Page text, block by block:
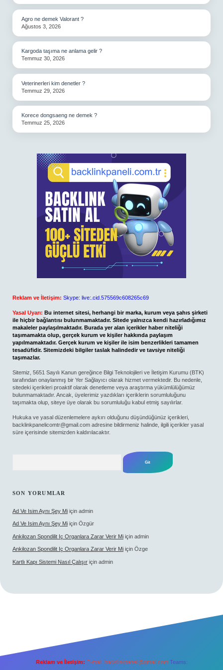
Agro ne demek Valorant ?
Ağustos 3, 2026
Kargoda taşıma ne anlama gelir ?
Temmuz 30, 2026
Veterinerleri kim denetler ?
Temmuz 29, 2026
Korece dongsaeng ne demek ?
Temmuz 25, 2026
Reklam ve İletişim: Skype: live:.cid.575569c608265c69
Yasal Uyarı: Bu internet sitesi, herhangi bir marka, kurum veya şahıs şirketi
ile hiçbir bağlantısı bulunmamaktadır. Sitede yalnızca kendi hazırladığımız
makaleler paylaşılmaktadır. Burada yer alan içerikler haber niteliği
taşımamakta olup, gerçek kurum ve kişiler hakkında paylaşım
yapılmamaktadır. Gerçek kurum ve kişiler ile isim benzerlikleri tamamen
tesadüfidir. Sitemizdeki bilgiler taslak halindedir ve tavsiye niteliği
taşımazlar.
Sitemiz, 5651 Sayılı Kanun gereğince Bilgi Teknolojileri ve İletişim Kurumu (BTK)
tarafından onaylanmış bir Yer Sağlayıcı olarak hizmet vermektedir. Bu nedenle,
sitedeki içerikleri proaktif olarak denetleme veya araştırma yükümlülüğümüz
bulunmamaktadır. Ancak, üyelerimiz yazdıkları içeriklerin sorumluluğunu
taşımakta olup, siteye üye olarak bu sorumluluğu kabul etmiş sayılırlar.
Hukuka ve yasal düzenlemelere aykırı olduğunu düşündüğünüz içerikleri,
backlinkpanelicomtr@gmail.com adresine bildirmeniz halinde, ilgili içerikler yasal
süre içerisinde sitemizden kaldırılacaktır.
SON YORUMLAR
Ad Ve Isim Aynı Şey Mi için admin
Ad Ve Isim Aynı Şey Mi için Özgür
Ankilozan Spondilit Iç Organlara Zarar Verir Mi için admin
Ankilozan Spondilit Iç Organlara Zarar Verir Mi için Özge
Kartlı Kapı Sistemi Nasıl Çalışır için admin
Reklam ve İletişim: E-mail: backlinkpaneli@gmail.com Teams: